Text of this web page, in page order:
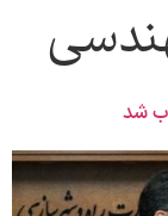
شد